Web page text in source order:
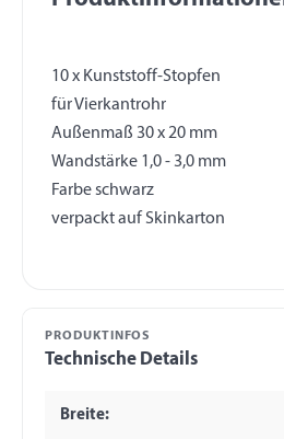
10 x Kunststoff-Stopfen
für Vierkantrohr
Außenmaß 30 x 20 mm
Wandstärke 1,0 - 3,0 mm
Farbe schwarz
PRODUKTINFOS
Technische Details
Breite: